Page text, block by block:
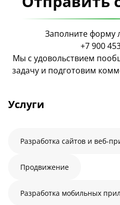
Заполните форму
+7 900
Мы с удовольствием
задачу и подготовим
Услуги
Разработка сайтов и веб-
Продвижение
Разработка мобильных